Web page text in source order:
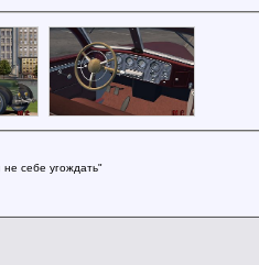
себе угождать"